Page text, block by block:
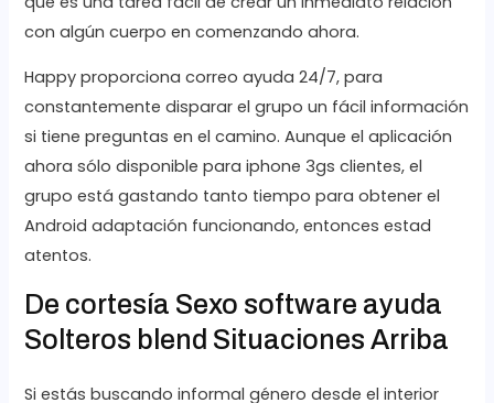
con algún cuerpo en comenzando ahora.
Happy proporciona correo ayuda 24/7, para
constantemente disparar el grupo un fácil información
si tiene preguntas en el camino. Aunque el aplicación
ahora sólo disponible para iphone 3gs clientes, el
grupo está gastando tanto tiempo para obtener el
Android adaptación funcionando, entonces estad
atentos.
De cortesía Sexo software ayuda
Solteros blend Situaciones Arriba
Si estás buscando informal género desde el interior